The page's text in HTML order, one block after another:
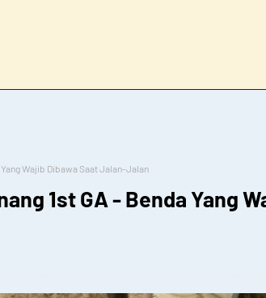
Wajib Dibawa Saat Jalan-Jalan
1st GA - Benda Yang